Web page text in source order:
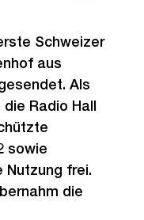
Schweizer
aus
Als
Radio Hall
sowie
Nutzung frei.
die